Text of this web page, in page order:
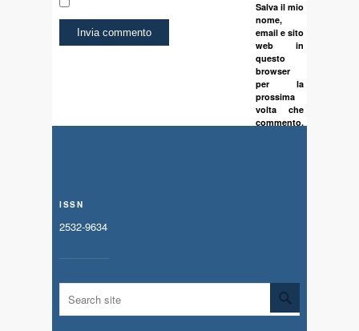
Salva il mio
nome,
email e sito
web in
questo
browser
per la
prossima
volta che
commento.
ISSN
2532-9634